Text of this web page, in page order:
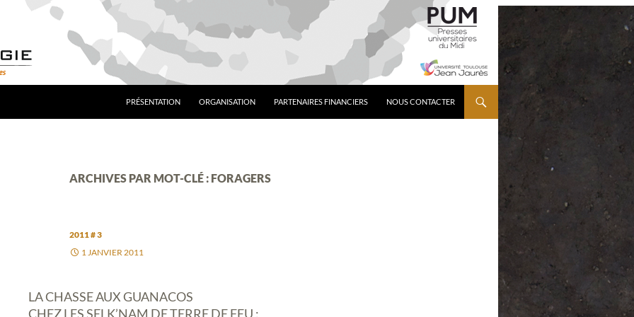
PRÉSENTATION ORGANISATION PARTENAIRES FINANCIERS NOUS CONTACTER
ARCHIVES PAR MOT-CLÉ : FORAGERS
2011 # 3
1 JANVIER 2011
LA CHASSE AUX GUANACOS
CHEZ LES SELK’NAM DE TERRE DE FEU :